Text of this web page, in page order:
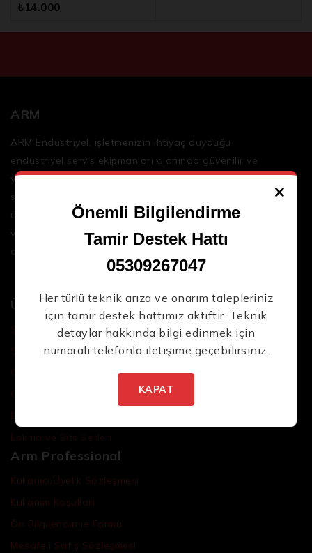
0
₺ 14.000
ARM
ARM Endüstriyel, işletmenizin ihtiyaç duyduğu
endüstriyel servis ekipmanları alanında güvenilir ve
yenilikçi çözümler sunar. Geniş ürün yelpazemizle,
sektördeki en son teknolojileri ve yüksek kaliteli
ürünleri bir araya getirerek iş süreçlerinizi daha
verimli ve sorunsuz hale getirmenize yardımcı
oluyoruz.
Ürünler
Şarjlı El Aletleri
Şarjlı Led Lambalar
Özel Tasarım El Aletleri
Cırcır Kolları
Batarya ve Adaptörler
Lokma ve Bits Setleri
Arm Professional
Kullanıcı/Üyelik Sözleşmesi
Kullanım Koşulları
Ön Bilgilendirme Formu
Mesafeli Satış Sözleşmesi
×
Önemli Bilgilendirme
Tamir Destek Hattı
05309267047
Her türlü teknik arıza ve onarım talepleriniz
için tamir destek hattımız aktiftir. Teknik
detaylar hakkında bilgi edinmek için
numaralı telefonla iletişime geçebilirsiniz.
KAPAT